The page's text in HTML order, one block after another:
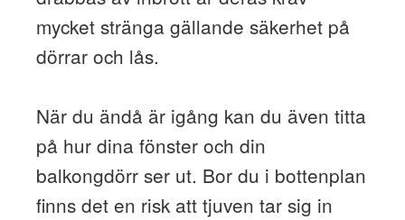
mycket stränga gällande säkerhet på
dörrar och lås.
När du ändå är igång kan du även titta
på hur dina fönster och din
balkongdörr ser ut. Bor du i bottenplan
finns det en risk att tjuven tar sig in